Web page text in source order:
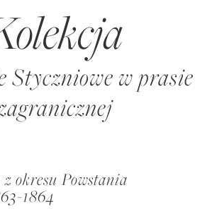
Styczniowe w prasie
okresu Powstania
1864